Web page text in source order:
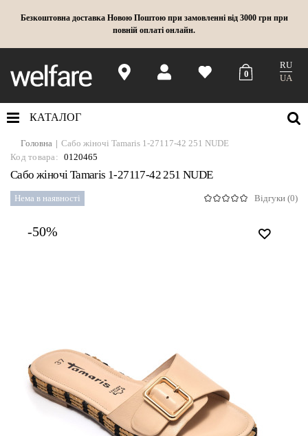
Безкоштовна доставка Новою Поштою при замовленні від 3000 грн при
повній оплаті онлайн.
0
RU
UA
КАТАЛОГ
Головна
Сабо жіночі Tamaris 1-27117-42 251 NUDE
Код товара: 0120465
Сабо жіночі Tamaris 1-27117-42 251 NUDE
Нема в наявності Відгуки (0)
-50%